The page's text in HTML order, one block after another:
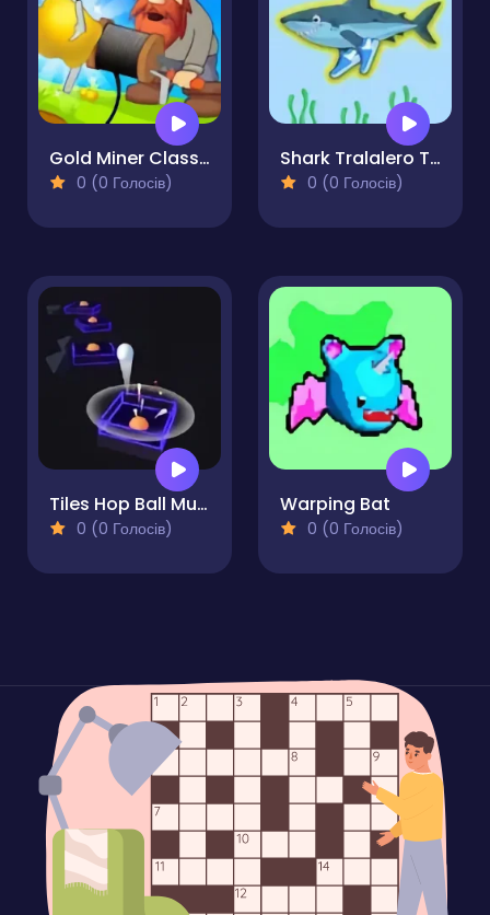
Gold Miner Classic
0 (0 Голосів)
Shark Tralalero Tralala
0 (0 Голосів)
Tiles Hop Ball Music Game
0 (0 Голосів)
Warping Bat
0 (0 Голосів)